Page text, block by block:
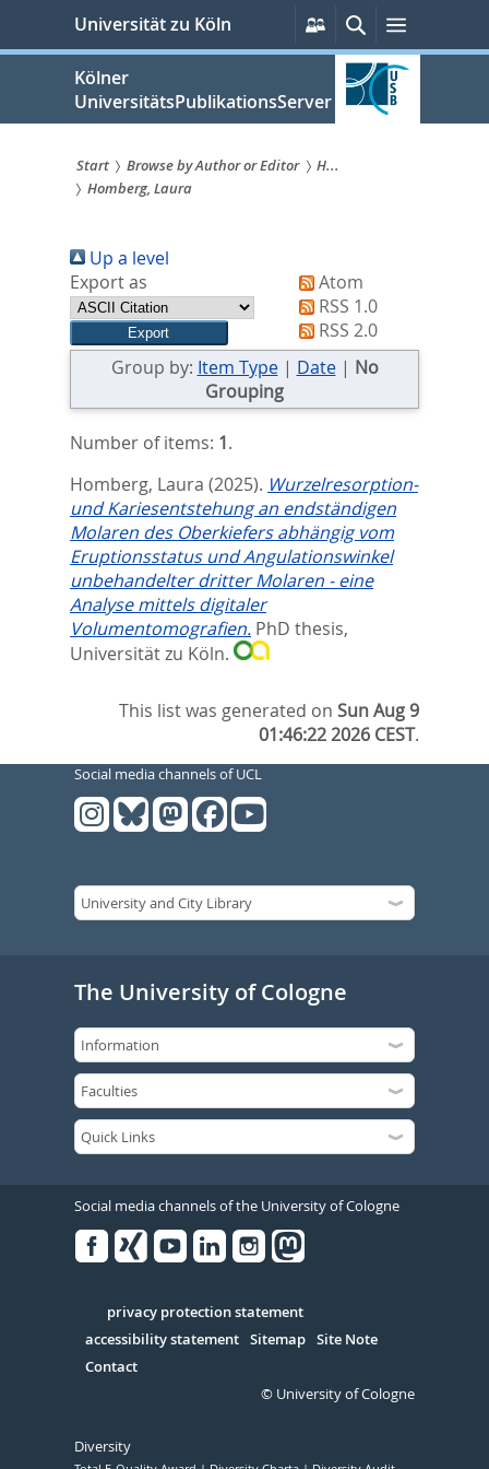
springen
Universität zu Köln
Persönliche
Services
SucheMenü
Kölner
UniversitätsPublikationsServer
Sie
sind
hier:
Start Browse by Author or Editor
H...
Homberg, Laura
Up a level
Export as
Atom
RSS 1.0
RSS 2.0
Group by: Item Type| Date| No
Grouping
Number of items: 1.
Homberg, Laura (2025). Wurzelresorption-
und Kariesentstehung an endständigen
Molaren des Oberkiefers abhängig vom
Eruptionsstatus und Angulationswinkel
unbehandelter dritter Molaren - eine
Analyse mittels digitaler
Volumentomografien. PhD thesis,
Universität zu Köln.
This list was generated onSun Aug 9
01:46:22 2026 CEST.
Social media channels of UCL
The University of Cologne
Social media channels of the University of Cologne
Serivce
privacy protection statement
accessibility statement Sitemap Site Note
Contact
© University of Cologne
Diversity